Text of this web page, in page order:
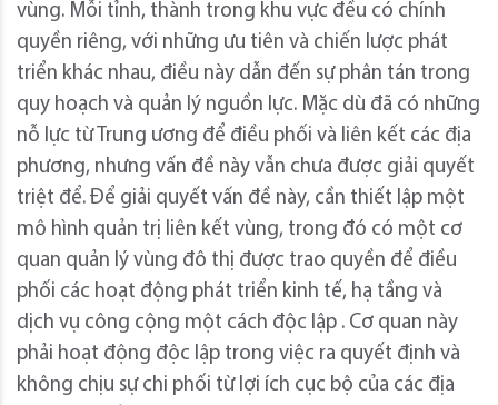
vùng. Mỗi tỉnh, thành trong khu vực đều có chính
quyền riêng, với những ưu tiên và chiến lược phát
triển khác nhau, điều này dẫn đến sự phân tán trong
quy hoạch và quản lý nguồn lực. Mặc dù đã có những
nỗ lực từ Trung ương để điều phối và liên kết các địa
phương, nhưng vấn đề này vẫn chưa được giải quyết
triệt để. Để giải quyết vấn đề này, cần thiết lập một
mô hình quản trị liên kết vùng, trong đó có một cơ
quan quản lý vùng đô thị được trao quyền để điều
phối các hoạt động phát triển kinh tế, hạ tầng và
dịch vụ công cộng một cách độc lập . Cơ quan này
phải hoạt động độc lập trong việc ra quyết định và
không chịu sự chi phối từ lợi ích cục bộ của các địa